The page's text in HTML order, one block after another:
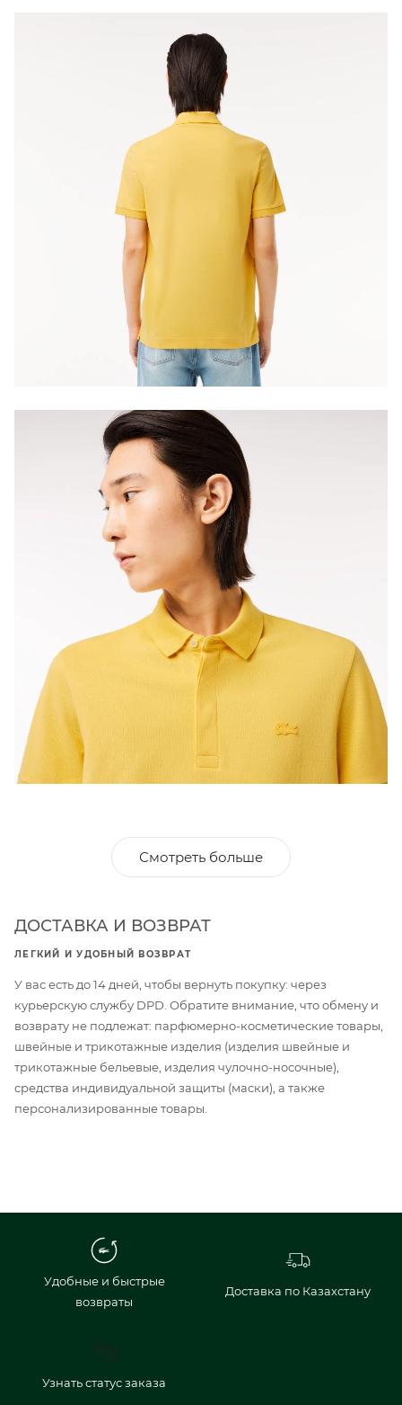
Смотреть больше
ДОСТАВКА И ВОЗВРАТ
ЛЕГКИЙ И УДОБНЫЙ ВОЗВРАТ
У вас есть до 14 дней, чтобы вернуть покупку: через
курьерскую службу DPD. Обратите внимание, что обмену и
возврату не подлежат: парфюмерно-косметические товары,
швейные и трикотажные изделия (изделия швейные и
трикотажные бельевые, изделия чулочно-носочные),
средства индивидуальной защиты (маски), а также
персонализированные товары.
Удобные и быстрые
возвраты
Доставка по Казахстану
Узнать статус заказа